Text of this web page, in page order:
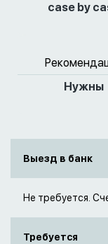
case by
Нужны
Выезд в банк
Не требуется.
Требуется